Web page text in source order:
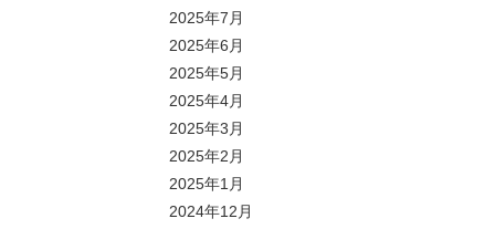
2025年7月
2025年6月
2025年5月
2025年4月
2025年3月
2025年2月
2025年1月
2024年12月